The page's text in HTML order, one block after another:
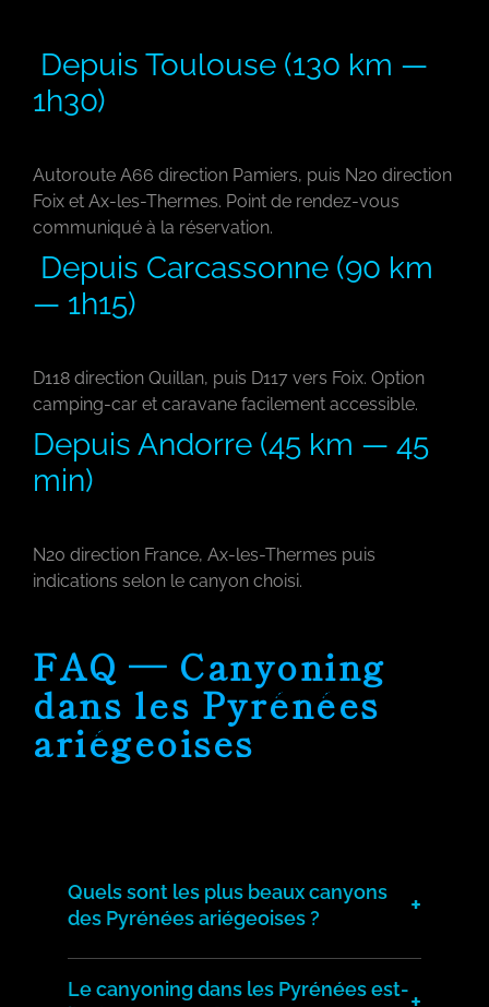
Depuis Toulouse (130 km —
1h30)
Autoroute A66 direction Pamiers, puis N20 direction
Foix et Ax-les-Thermes. Point de rendez-vous
communiqué à la réservation.
Depuis Carcassonne (90 km
— 1h15)
D118 direction Quillan, puis D117 vers Foix. Option
camping-car et caravane facilement accessible.
Depuis Andorre (45 km — 45
min)
N20 direction France, Ax-les-Thermes puis
indications selon le canyon choisi.
FAQ — Canyoning
dans les Pyrénées
ariégeoises
Quels sont les plus beaux canyons
des Pyrénées ariégeoises ?
+
Les Pyrénées ariégeoises abritent des
canyons d'exception : l'Artigue, Marc, le
Le canyoning dans les Pyrénées est-